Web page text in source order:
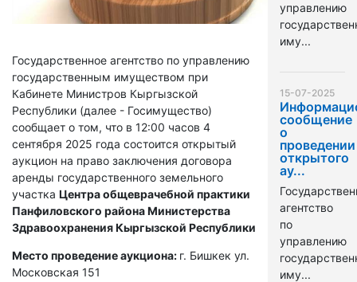
Государственное агентство по управлению
государственным имуществом при
Кабинете Министров Кыргызской
Республики (далее - Госимущество)
сообщает о том, что в 12:00 часов 4
сентября 2025 года состоится открытый
аукцион на право заключения договора
аренды государственного земельного
участка Центра общеврачебной практики
Панфиловского района Министерства
Здравоохранения Кыргызской Республики
Место проведение аукциона: г. Бишкек ул.
Московская 151
управлению
иму...
15-07-2025
сообщение
о
проведении
открытого
ау...
агентство
по
управлению
иму...